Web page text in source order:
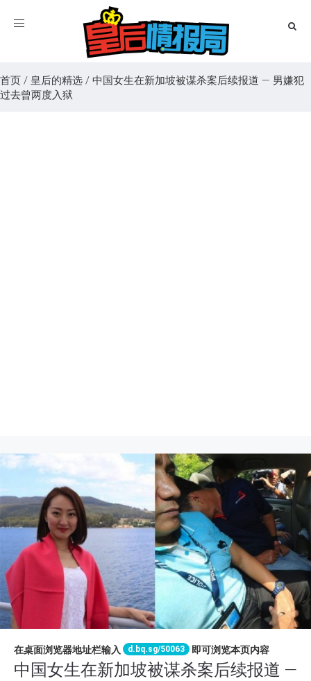
Toggle
首页 / 皇后的精选 / 中国女生在新加坡被谋杀案后续报道 — 男嫌犯
过去曾两度入狱
在桌面浏览器地址栏输入 d.bq.sg/50063 即可浏览本页内容
中国女生在新加坡被谋杀案后续报道 —